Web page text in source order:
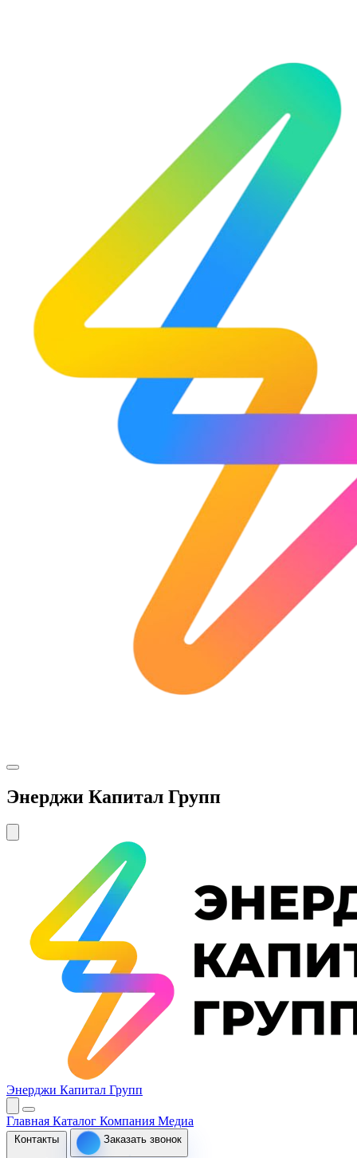
Энерджи Капитал Групп
Энерджи Капитал Групп
Главная Каталог Компания Медиа
Контакты Заказать звонок